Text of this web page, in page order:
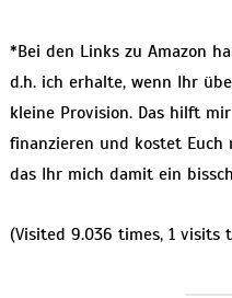
*Bei den Links zu Amazon
d.h. ich erhalte, wenn Ihr
kleine Provision. Das hilft
finanzieren und kostet Euch
das Ihr mich damit ein
(Visited 9.036 times, 1 visits